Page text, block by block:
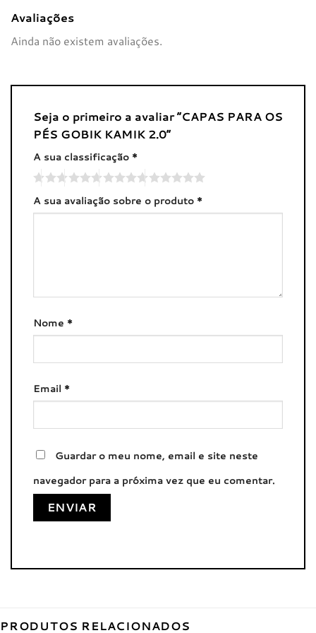
Avaliações
Ainda não existem avaliações.
Seja o primeiro a avaliar “CAPAS PARA OS
PÉS GOBIK KAMIK 2.0”
A sua classificação *
A sua avaliação sobre o produto *
Nome *
Email *
Guardar o meu nome, email e site neste
navegador para a próxima vez que eu comentar.
PRODUTOS RELACIONADOS